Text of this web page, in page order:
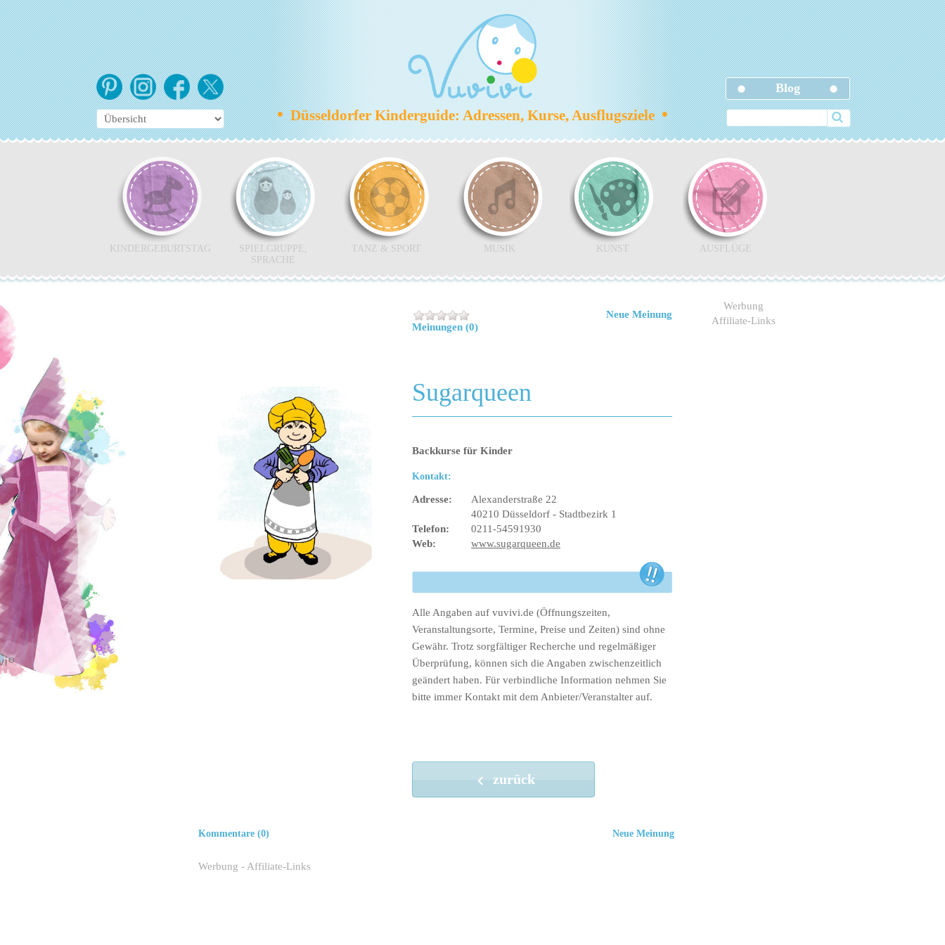
Blog
•Düsseldorfer Kinderguide: Adressen, Kurse, Ausflugsziele•
KINDERGEBURTSTAG
SPIELGRUPPE,
SPRACHE
TANZ & SPORT MUSIK KUNST AUSFLÜGE
Meinungen (0)
Neue Meinung
Sugarqueen
Backkurse für Kinder
Kontakt:
Adresse:
Alexanderstraße 22
40210 Düsseldorf - Stadtbezirk 1
Telefon:
0211-54591930
Web:
www.sugarqueen.de
Alle Angaben auf vuvivi.de (Öffnungszeiten,
Veranstaltungsorte, Termine, Preise und Zeiten) sind ohne
Gewähr. Trotz sorgfältiger Recherche und regelmäßiger
Überprüfung, können sich die Angaben zwischenzeitlich
geändert haben. Für verbindliche Information nehmen Sie
bitte immer Kontakt mit dem Anbieter/Veranstalter auf.
zurück
Neue Meinung
Kommentare (0)
Werbung - Affiliate-Links
Werbung
Affiliate-Links